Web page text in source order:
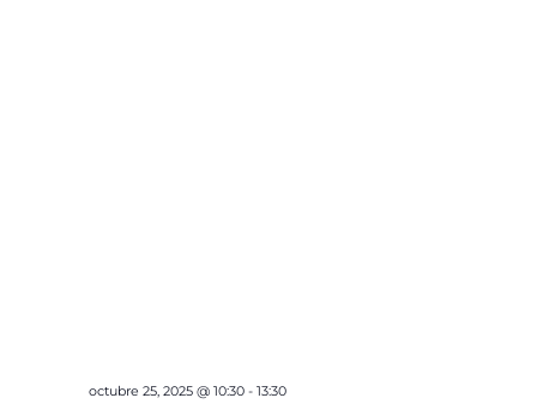
octubre 25, 2025 @ 10:30- 13:30